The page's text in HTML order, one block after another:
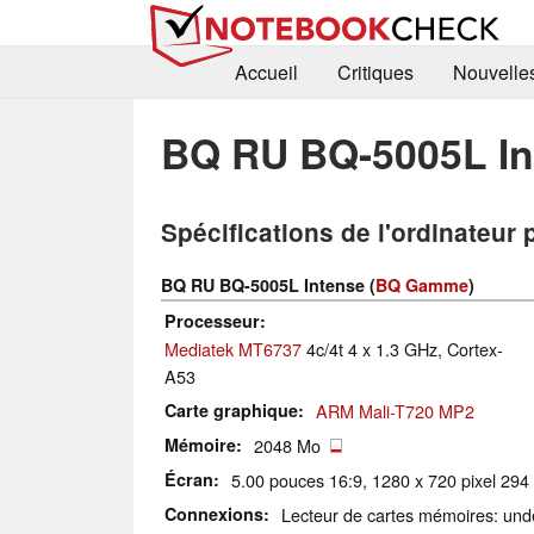
Accueil Critiques
BQ RU BQ-5005L
Spécifications de l'ordinateur
BQ RU BQ-5005L Intense (BQ Gamme)
Processeur
Mediatek MT67374c/4t 4 x 1.3 GHz, Cortex-
A53
Carte graphique ARM Mali-T720 MP2
Mémoire 2048 Mo
Écran 5.00 pouces 16:9, 1280 x 720 pixel
Connexions Lecteur de cartes mémoires: